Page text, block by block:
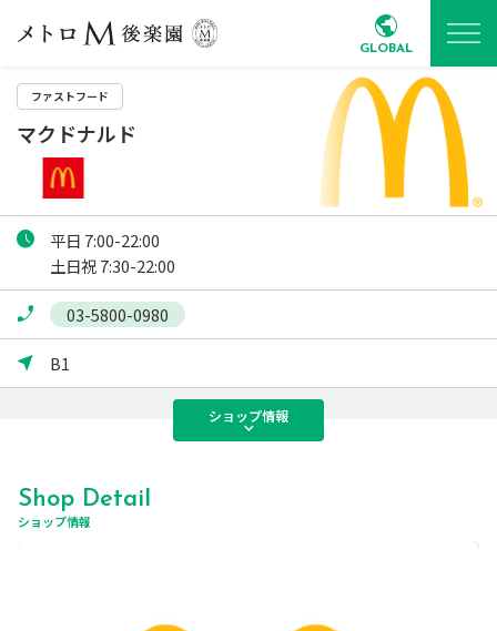
GLOBAL
ファストフード
マクドナルド
平日 7:00-22:00
土日祝 7:30-22:00
03-5800-0980
B1
ショップ情報
Shop Detail
ショップ情報